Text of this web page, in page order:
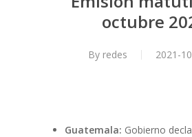
octubre
By redes 2021-
Guatemala: Gobierno